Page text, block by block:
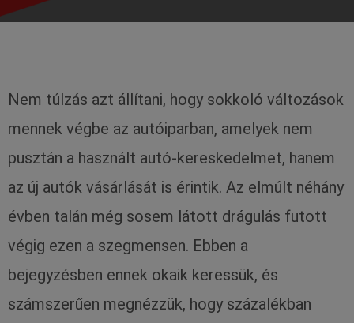
Nem túlzás azt állítani, hogy sokkoló változások
mennek végbe az autóiparban, amelyek nem
pusztán a használt autó-kereskedelmet, hanem
az új autók vásárlását is érintik. Az elmúlt néhány
évben talán még sosem látott drágulás futott
végig ezen a szegmensen. Ebben a
bejegyzésben ennek okaik keressük, és
számszerűen megnézzük, hogy százalékban